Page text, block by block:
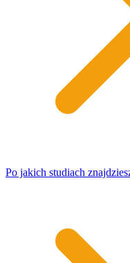
Po jakich studiach